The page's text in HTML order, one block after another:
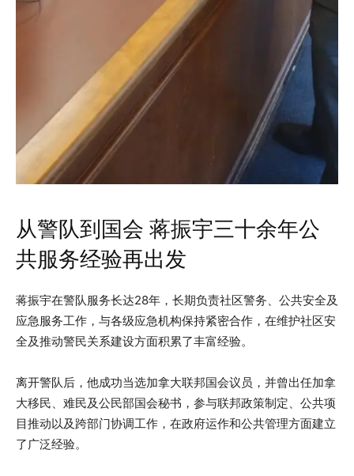
从警队到国会 蒋振宇三十余年公
共服务经验再出发
蒋振宇在警队服务长达28年，长期负责社区警务、公共安全及
应急服务工作，与各级应急机构保持紧密合作，在维护社区安
全及推动警民关系建设方面积累了丰富经验。
离开警队后，他成功当选加拿大联邦国会议员，并曾出任加拿
大移民、难民及公民部国会秘书，参与联邦政策制定、公共项
目推动以及跨部门协调工作，在政府运作和公共管理方面建立
了广泛经验。